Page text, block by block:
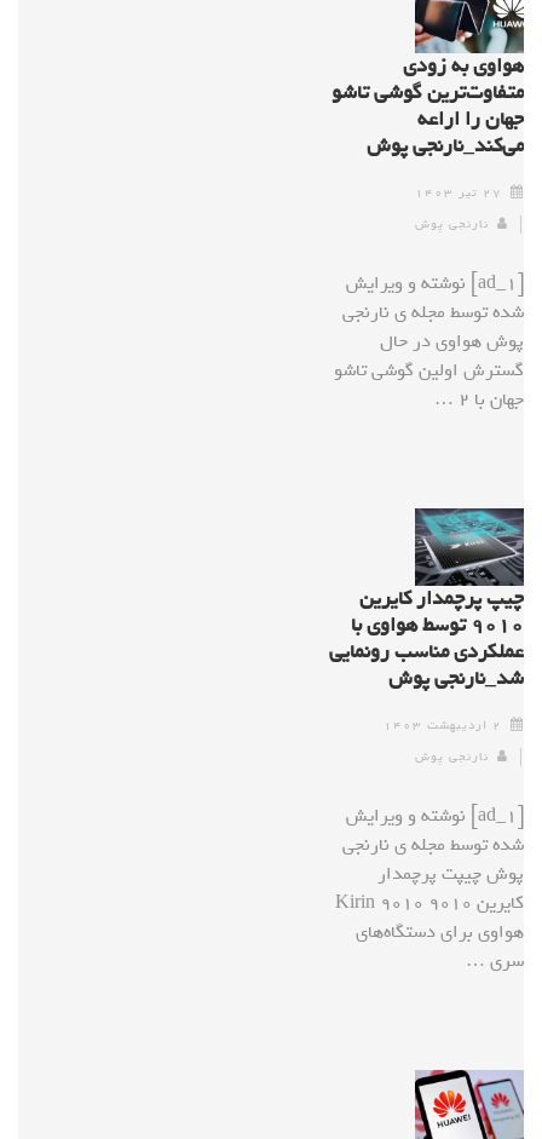
هواوی به زودی
متفاوت‌ترین گوشی تاشو
جهان را اراعه
می‌کند_نارنجی پوش
۲۷ تیر ۱۴۰۳
نارنجی پوش
[ad_1] نوشته و ویرایش
شده توسط مجله ی نارنجی
پوش هواوی در حال
گسترش اولین گوشی تاشو
جهان با ۲ …
چیپ پرچمدار کایرین
۹۰۱۰ توسط هواوی با
عملکردی مناسب رونمایی
شد_نارنجی پوش
۲ اردیبهشت ۱۴۰۳
نارنجی پوش
[ad_1] نوشته و ویرایش
شده توسط مجله ی نارنجی
پوش چیپت پرچمدار
کایرین ۹۰۱۰ Kirin 9010
هواوی برای دستگاه‌های
سری …